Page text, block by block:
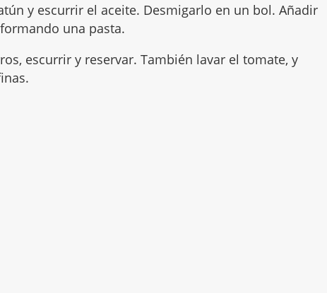
y escurrir el aceite. Desmigarlo en un bol. Añadir
una pasta.
escurrir y reservar. También lavar el tomate, y